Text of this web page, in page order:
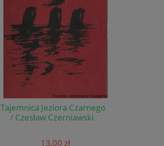
Tajemnica Jeziora Czarnego
/ Czesław Czerniawski
13,00 zł